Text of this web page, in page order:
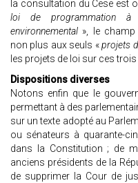
la consultation du Cese est
loi de programmation à
environnemental », le
non plus aux seuls «projets
les projets de loi sur ces
Dispositions diverses
Notons enfin que le
permettant à des
sur un texte adopté au
ou sénateurs à quarante-
dans la Constitution ; de
anciens présidents de la
de supprimer la Cour de